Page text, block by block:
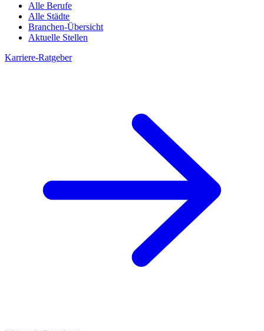
Alle Berufe
Alle Städte
Branchen-Übersicht
Aktuelle Stellen
Karriere-Ratgeber